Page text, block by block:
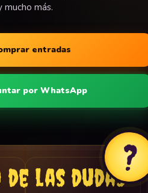
mucho más.
entradas
por WhatsApp
?
las dudas